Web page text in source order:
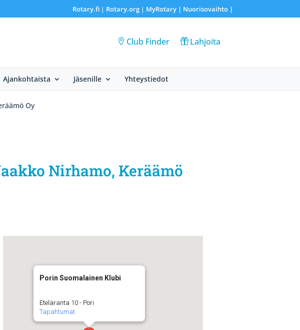
Rotary.fi| Rotary.org| MyRotary | Nuorisovaihto|
Club Finder Lahjoita
Ajankohtaista Jäsenille Yhteystiedot
Oy
Nirhamo, Keräämö
Porin Suomalainen Klubi
Eteläranta 10 - Pori
Tapahtumat